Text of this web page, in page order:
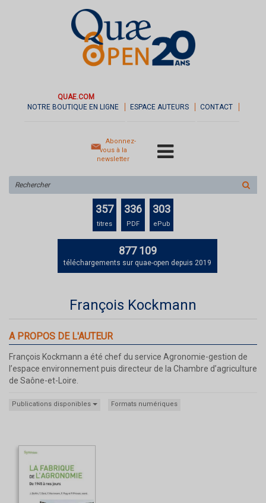
QUAE.COM
NOTRE BOUTIQUE EN LIGNE
ESPACE AUTEURS CONTACT
Abonnez-
vous à la
newsletter
sur
le
357
titres
336
PDF
303
ePub
877 109
téléchargements sur quae-open depuis 2019
François Kockmann
A PROPOS DE L'AUTEUR
François Kockmann a été chef du service Agronomie-gestion de
l’espace environnement puis directeur de la Chambre d’agriculture
de Saône-et-Loire.
Publications disponibles Formats numériques